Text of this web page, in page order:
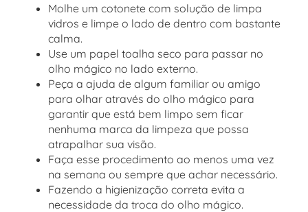
Molhe um cotonete com solução de limpa
vidros e limpe o lado de dentro com bastante
calma.
Use um papel toalha seco para passar no
olho mágico no lado externo.
Peça a ajuda de algum familiar ou amigo
para olhar através do olho mágico para
garantir que está bem limpo sem ficar
nenhuma marca da limpeza que possa
atrapalhar sua visão.
Faça esse procedimento ao menos uma vez
na semana ou sempre que achar necessário.
Fazendo a higienização correta evita a
necessidade da troca do olho mágico.